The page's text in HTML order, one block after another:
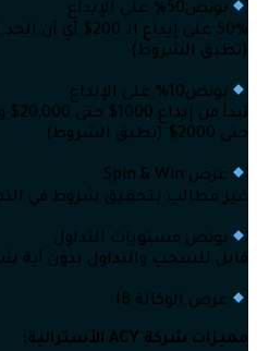
بونص50% على الإيداع
(تطبق الشروط)
بونص10% على الإيداع
حتى 2000$ (تطبق الشروط)
عرض Spin & Win
غير مطالب بتحقيق شروط في
بونص مستويات التداول
قابل للسحب والتداول بدون أية
عرض الوكالة IB
مميزات شركة ACY الأسترالية: